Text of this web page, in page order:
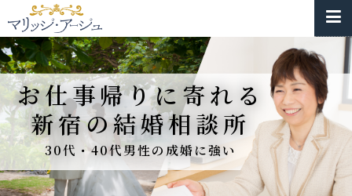
お仕事帰りに寄れる
新宿の結婚相談所
30代・40代男性の成婚に強い